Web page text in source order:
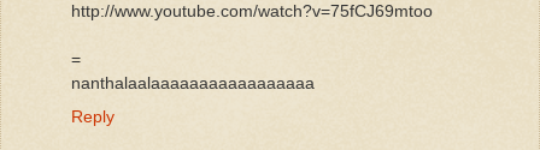
http://www.youtube.com/watch?v=75fCJ69mtoo
=
nanthalaalaaaaaaaaaaaaaaaaa
Reply